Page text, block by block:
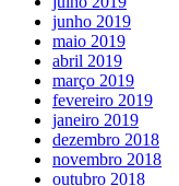
junho 2019
maio 2019
abril 2019
março 2019
fevereiro 2019
janeiro 2019
dezembro 2018
novembro 2018
outubro 2018